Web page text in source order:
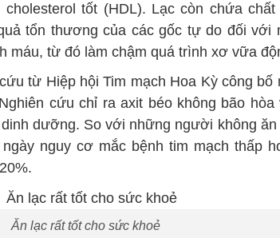
cholesterol tốt (HDL). Lạc còn chứa chất
tổn thương của các gốc tự do đối với
máu, từ đó làm chậm quá trình xơ vữa
từ Hiệp hội Tim mạch Hoa Kỳ công bố
cứu chỉ ra axit béo không bão
dưỡng. So với những người không ăn
nguy cơ mắc bệnh tim mạch thấp
Ăn lạc rất tốt cho sức khoẻ